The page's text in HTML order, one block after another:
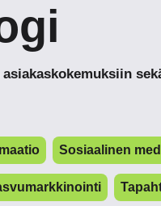
Sosiaalinen